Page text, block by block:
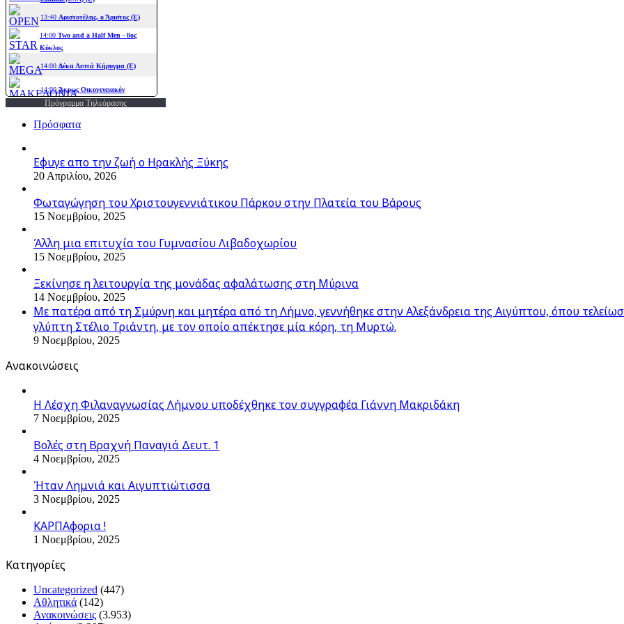
Πρόγραμμα Τηλεόρασης
Πρόσφατα
Εφυγε απο την ζωή o Ηρακλής Ξύκης
20 Απριλίου, 2026
Φωταγώγηση του Χριστουγεννιάτικου Πάρκου στην Πλατεία του Βάρους
15 Νοεμβρίου, 2025
Άλλη μια επιτυχία του Γυμνασίου Λιβαδοχωρίου
15 Νοεμβρίου, 2025
Ξεκίνησε η λειτουργία της μονάδας αφαλάτωσης στη Μύρινα
14 Νοεμβρίου, 2025
Με πατέρα από τη Σμύρνη και μητέρα από τη Λήμνο, γεννήθηκε στην Αλεξάνδρεια της Αιγύπτου, όπου
γλύπτη Στέλιο Τριάντη, με τον οποίο απέκτησε μία κόρη, τη Μυρτώ.
9 Νοεμβρίου, 2025
Ανακοινώσεις
Η Λέσχη Φιλαναγνωσίας Λήμνου υποδέχθηκε τον συγγραφέα Γιάννη Μακριδάκη
7 Νοεμβρίου, 2025
Βολές στη Βραχνή Παναγιά Δευτ. 1
4 Νοεμβρίου, 2025
Ήταν Λημνιά και Αιγυπτιώτισσα
3 Νοεμβρίου, 2025
ΚΑΡΠΑφορια !
1 Νοεμβρίου, 2025
Kατηγορίες
Uncategorized (447)
Αθλητικά (142)
Ανακοινώσεις (3.953)